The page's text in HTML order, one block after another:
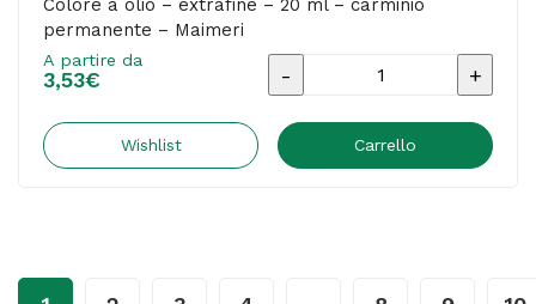
Colore a olio – extrafine – 20 ml – carminio
permanente – Maimeri
A partire da
3,53€
Colore
olio
Wishlist Carrello